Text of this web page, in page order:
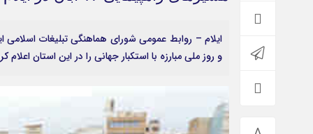
و روز ملی مبارزه با استکبار جهانی را در این استان اعلام